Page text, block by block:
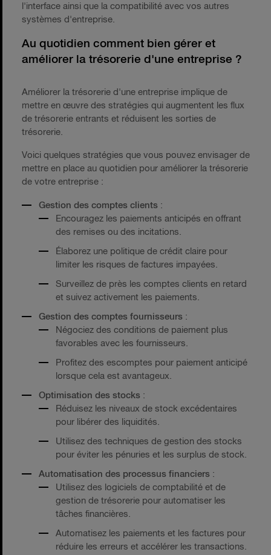
l'interface ainsi que la compatibilité avec vos autres
systèmes d'entreprise.
Au quotidien comment bien gérer et
améliorer la trésorerie d'une entreprise ?
Améliorer la trésorerie d'une entreprise implique de
mettre en œuvre des stratégies qui augmentent les flux
de trésorerie entrants et réduisent les sorties de
trésorerie.
Voici quelques stratégies que vous pouvez envisager de
mettre en place au quotidien pour améliorer la trésorerie
de votre entreprise :
Gestion des comptes clients :
Encouragez les paiements anticipés en offrant
des remises ou des incitations.
Élaborez une politique de crédit claire pour
limiter les risques de factures impayées.
Surveillez de près les comptes clients en retard
et suivez activement les paiements.
Gestion des comptes fournisseurs :
Négociez des conditions de paiement plus
favorables avec les fournisseurs.
Profitez des escomptes pour paiement anticipé
lorsque cela est avantageux.
Optimisation des stocks :
Réduisez les niveaux de stock excédentaires
pour libérer des liquidités.
Utilisez des techniques de gestion des stocks
pour éviter les pénuries et les surplus de stock.
Automatisation des processus financiers :
Utilisez des logiciels de comptabilité et de
gestion de trésorerie pour automatiser les
tâches financières.
Automatisez les paiements et les factures pour
réduire les erreurs et accélérer les transactions.